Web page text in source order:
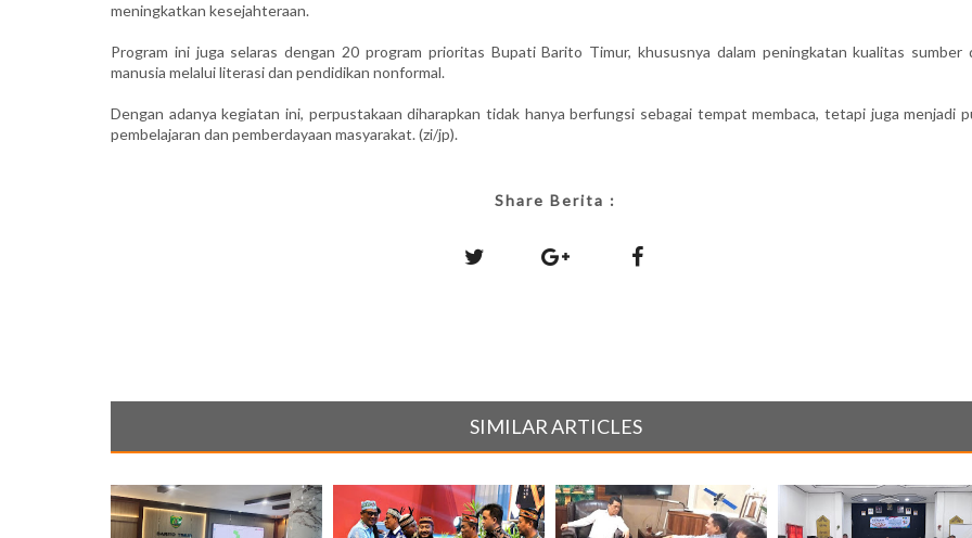
meningkatkan kesejahteraan.
Program ini juga selaras dengan 20 program prioritas Bupati Barito Timur, khususnya dalam peningkatan kualitas sumber
manusia melalui literasi dan pendidikan nonformal.
Dengan adanya kegiatan ini, perpustakaan diharapkan tidak hanya berfungsi sebagai tempat membaca, tetapi juga menjadi
pembelajaran dan pemberdayaan masyarakat. (zi/jp).
Share Berita :
SIMILAR ARTICLES